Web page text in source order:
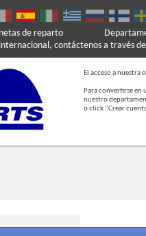
de reparto
contáctenos a través
El acceso a nuestra
Para convertirse en
nuestro
o click “Crear